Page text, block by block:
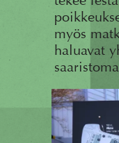
myös
haluavat